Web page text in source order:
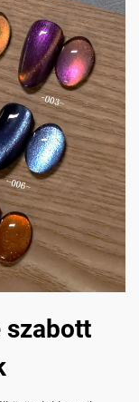
szabott